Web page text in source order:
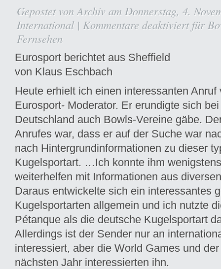
Gepostet vonArchiv am Donnerstag, 4.
International| Kommentare deaktiviertfür
Fernsehen
Eurosport berichtet aus Sheffield
von Klaus Eschbach
Heute erhielt ich einen interessanten Anruf
Eurosport- Moderator. Er erundigte sich
Deutschland auch Bowls-Vereine gäbe.
Anrufes war, dass er auf der Suche war
nach Hintergrundinformationen zu dieser
Kugelsportart. … Ich konnte ihm
weiterhelfen mit Informationen aus
Daraus entwickelte sich ein interessantes
Kugelsportarten allgemein und ich nutzte
Pétanque als die deutsche Kugelsportart
Allerdings ist der Sender nur an
interessiert, aber die World Games und
nächsten Jahr interessierten ihn.